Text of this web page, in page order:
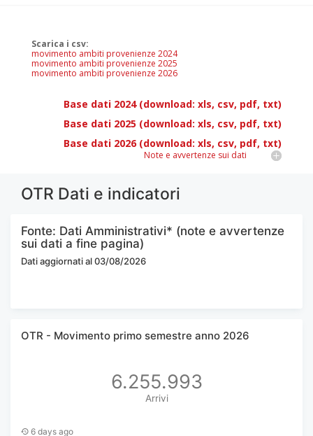
Scarica i csv:
movimento ambiti provenienze 2024
movimento ambiti provenienze 2025
movimento ambiti provenienze 2026
Base dati 2024 (download: xls, csv, pdf, txt)
Base dati 2025 (download: xls, csv, pdf, txt)
Base dati 2026 (download: xls, csv, pdf, txt)
Note e avvertenze sui dati